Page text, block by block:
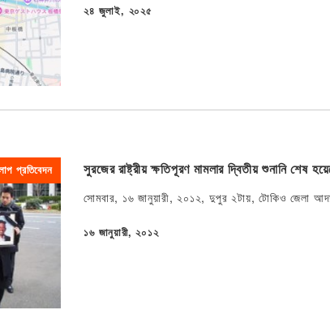
প্রকাশিত
২৪ জুলাই, ২০২৫
প্রতিবেদন সুরজের রাষ্ট্রীয় ক্ষতিপূরণ মামলার দ্বিতীয় শুনানি শেষ
সোমবার, ১৬ জানুয়ারী, ২০১২, দুপুর ২টায়, টোকিও জেলা
প্রকাশিত
১৬ জানুয়ারী, ২০১২